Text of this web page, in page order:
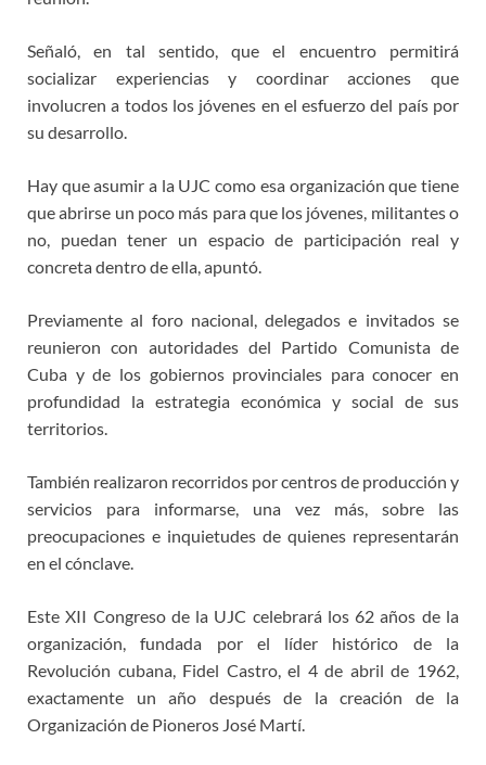
Señaló, en tal sentido, que el encuentro permitirá
socializar experiencias y coordinar acciones que
involucren a todos los jóvenes en el esfuerzo del país por
su desarrollo.
Hay que asumir a la UJC como esa organización que tiene
que abrirse un poco más para que los jóvenes, militantes o
no, puedan tener un espacio de participación real y
concreta dentro de ella, apuntó.
Previamente al foro nacional, delegados e invitados se
reunieron con autoridades del Partido Comunista de
Cuba y de los gobiernos provinciales para conocer en
profundidad la estrategia económica y social de sus
territorios.
También realizaron recorridos por centros de producción y
servicios para informarse, una vez más, sobre las
preocupaciones e inquietudes de quienes representarán
en el cónclave.
Este XII Congreso de la UJC celebrará los 62 años de la
organización, fundada por el líder histórico de la
Revolución cubana, Fidel Castro, el 4 de abril de 1962,
exactamente un año después de la creación de la
Organización de Pioneros José Martí.